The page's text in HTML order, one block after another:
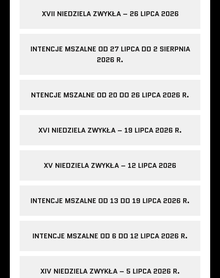
XVII NIEDZIELA ZWYKŁA – 26 LIPCA 2026
INTENCJE MSZALNE OD 27 LIPCA DO 2 SIERPNIA
2026 R.
NTENCJE MSZALNE OD 20 DO 26 LIPCA 2026 R.
XVI NIEDZIELA ZWYKŁA – 19 LIPCA 2026 R.
XV NIEDZIELA ZWYKŁA – 12 LIPCA 2026
INTENCJE MSZALNE OD 13 DO 19 LIPCA 2026 R.
INTENCJE MSZALNE OD 6 DO 12 LIPCA 2026 R.
XIV NIEDZIELA ZWYKŁA – 5 LIPCA 2026 R.